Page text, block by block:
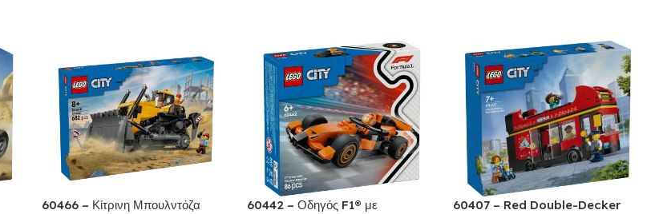
60466 – Κίτρινη Μπουλντόζα
60442 – Οδηγός F1® με
60407 – Red Double-Decker